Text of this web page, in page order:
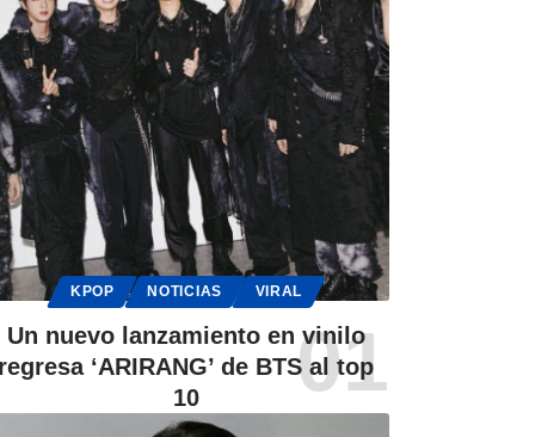
KPOP NOTICIAS VIRAL
Un nuevo lanzamiento en vinilo
regresa ‘ARIRANG’ de BTS al top
10